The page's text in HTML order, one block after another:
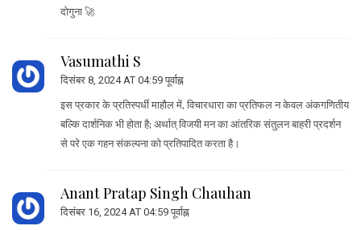
दोगुना 🚀
Vasumathi S
दिसंबर 8, 2024 AT 04:59 पूर्वाह्न
इस प्रकार के प्रतिस्पर्धी माहौल में, विचारधारा का प्रतिफल न केवल अंकगणितीय
बल्कि दार्शनिक भी होता है; अर्थात् विजयी मन का आंतरिक संतुलन बाहरी प्रदर्शन
से परे एक गहन संकल्पना को प्रतिपादित करता है।
Anant Pratap Singh Chauhan
दिसंबर 16, 2024 AT 04:59 पूर्वाह्न